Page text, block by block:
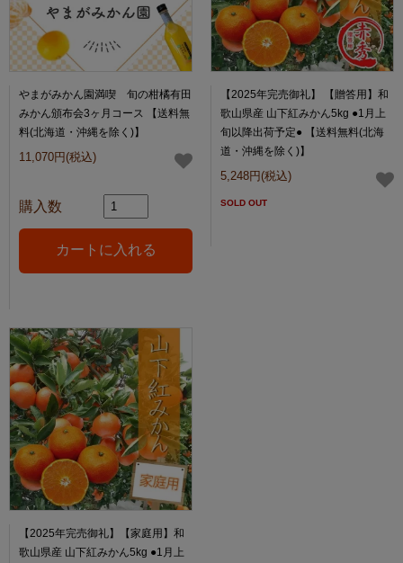
やまがみかん園満喫 旬の柑橘有田
みかん頒布会3ヶ月コース 【送料無
料(北海道・沖縄を除く)】
11,070円(税込)
購入数
【2025年完売御礼】 【贈答用】和
歌山県産 山下紅みかん5kg ●1月上
旬以降出荷予定● 【送料無料(北海
道・沖縄を除く)】
5,248円(税込)
SOLD OUT
【2025年完売御礼】【家庭用】和
歌山県産 山下紅みかん5kg ●1月上